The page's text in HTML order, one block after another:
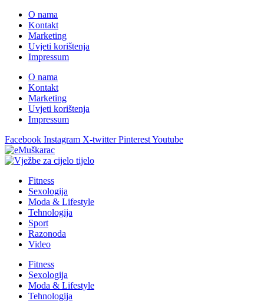
O nama
Kontakt
Marketing
Uvjeti korištenja
Impressum
O nama
Kontakt
Marketing
Uvjeti korištenja
Impressum
Facebook Instagram X-twitter PinterestYoutube
Fitness
Sexologija
Moda & Lifestyle
Tehnologija
Sport
Razonoda
Video
Fitness
Sexologija
Moda & Lifestyle
Tehnologija